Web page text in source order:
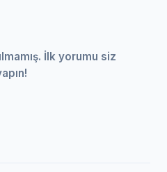
İlk yorumu siz